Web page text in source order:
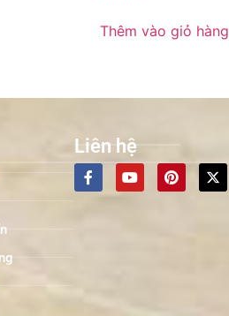
Thêm vào giỏ hàng
Liên hệ